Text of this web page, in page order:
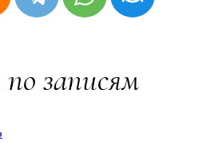
записям